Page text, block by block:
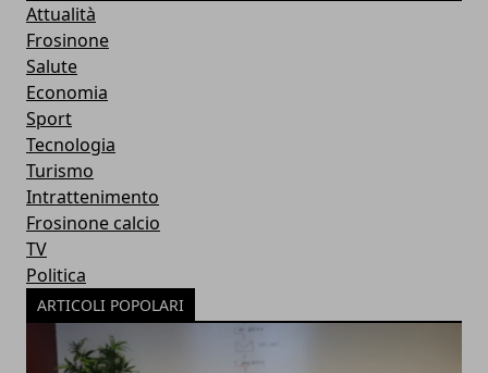
Attualità
Frosinone
Salute
Economia
Sport
Tecnologia
Turismo
Intrattenimento
Frosinone calcio
TV
Politica
ARTICOLI POPOLARI